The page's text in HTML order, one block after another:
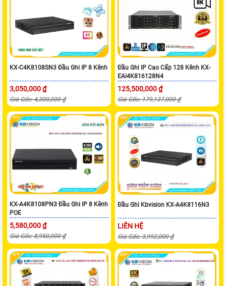
KX-C4K8108SN3 Đầu Ghi IP 8 Kênh
3,050,000 ₫
Giá Gốc: 4,300,000 ₫
Đầu Ghi IP Cao Cấp 128 Kênh KX-
EAi4K816128N4
125,500,000 ₫
Giá Gốc: 179,137,000 ₫
KX-A4K8108PN3 Đầu Ghi IP 8 Kênh
POE
5,580,000 ₫
Giá Gốc: 8,950,000 ₫
Đầu Ghi Kbvision KX-A4K8116N3
LIÊN HỆ
Giá Gốc: 3,992,000 ₫